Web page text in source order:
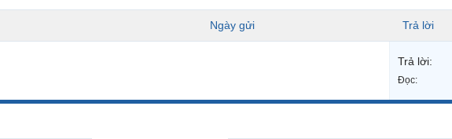
Ngày gửi Trả lời
Trả lời:
Đọc: